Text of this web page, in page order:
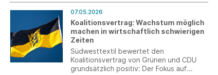
07.05.2026
Koalitionsvertrag: Wachstum möglich
machen in wirtschaftlich schwierigen
Zeiten
Südwesttextil bewertet den
Koalitionsvertrag von Grünen und CDU
grundsätzlich positiv: Der Fokus auf